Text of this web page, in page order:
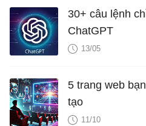
30+ câu lệnh
ChatGPT
13/05
5 trang web
tạo
11/10